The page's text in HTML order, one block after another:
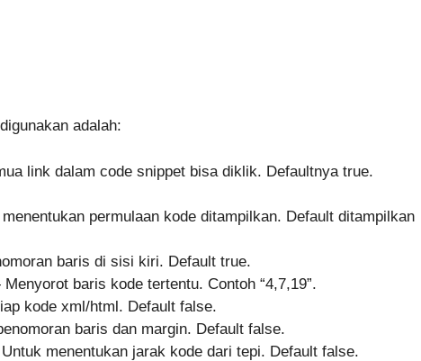
adalah:
link dalam code snippet bisa diklik. Defaultnya true.
permulaan kode ditampilkan. Default ditampilkan
baris di sisi kiri. Default true.
baris kode tertentu. Contoh “4,7,19”.
kode xml/html. Default false.
baris dan margin. Default false.
menentukan jarak kode dari tepi. Default false.